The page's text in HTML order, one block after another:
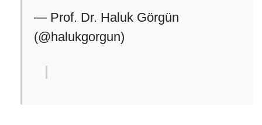
— Prof. Dr. Haluk Görgün
(@halukgorgun)